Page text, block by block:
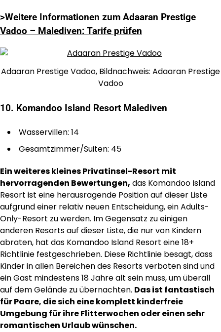
>Weitere Informationen zum Adaaran Prestige
Vadoo – Malediven: Tarife prüfen
Adaaran Prestige Vadoo, Bildnachweis: Adaaran Prestige
Vadoo
10. Komandoo Island Resort Malediven
Wasservillen: 14
Gesamtzimmer/Suiten: 45
Ein weiteres kleines Privatinsel-Resort mit
hervorragenden Bewertungen, das Komandoo Island
Resort ist eine herausragende Position auf dieser Liste
aufgrund einer relativ neuen Entscheidung, ein Adults-
Only-Resort zu werden. Im Gegensatz zu einigen
anderen Resorts auf dieser Liste, die nur von Kindern
abraten, hat das Komandoo Island Resort eine 18+
Richtlinie festgeschrieben. Diese Richtlinie besagt, dass
Kinder in allen Bereichen des Resorts verboten sind und
ein Gast mindestens 18 Jahre alt sein muss, um überall
auf dem Gelände zu übernachten. Das ist fantastisch
für Paare, die sich eine komplett kinderfreie
Umgebung für ihre Flitterwochen oder einen sehr
romantischen Urlaub wünschen.